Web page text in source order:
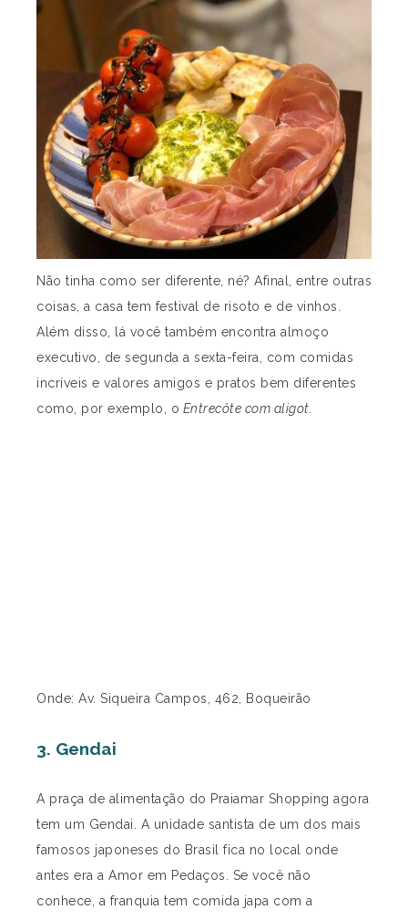
Não tinha como ser diferente, né? Afinal, entre outras
coisas, a casa tem festival de risoto e de vinhos.
Além disso, lá você também encontra almoço
executivo, de segunda a sexta-feira, com comidas
incríveis e valores amigos e pratos bem diferentes
como, por exemplo, o Entrecôte com aligot.
Onde: Av. Siqueira Campos, 462, Boqueirão
3. Gendai
A praça de alimentação do Praiamar Shopping agora
tem um Gendai. A unidade santista de um dos mais
famosos japoneses do Brasil fica no local onde
antes era a Amor em Pedaços. Se você não
conhece, a franquia tem comida japa com a